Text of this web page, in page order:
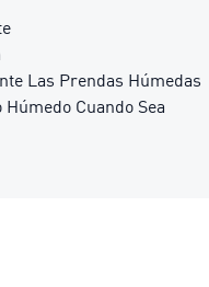
Las Prendas Húmedas
Cuando Sea